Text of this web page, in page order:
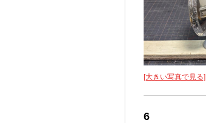
[大きい写真で見る]
6